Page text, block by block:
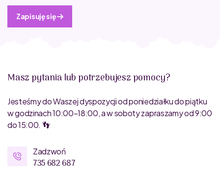
Zapisuję się
Masz pytania lub potrzebujesz pomocy?
Jesteśmy do Waszej dyspozycji od poniedziałku do piątku
w godzinach 10:00–18:00, a w soboty zapraszamy od 9:00
do 15:00. 👣
Zadzwoń
735 682 687